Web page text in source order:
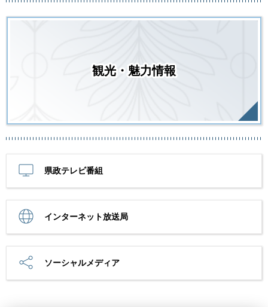
観光・魅力情報
県政テレビ番組
インターネット放送局
ソーシャルメディア